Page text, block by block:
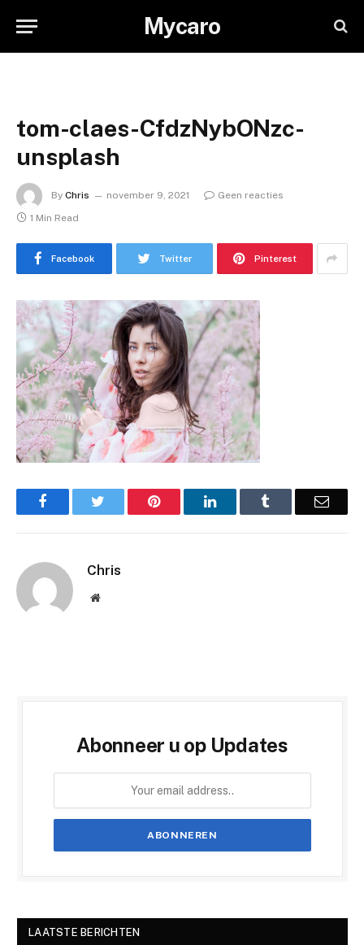
Mycaro
tom-claes-CfdzNybONzc-
unsplash
By Chris november 9, 2021
Geen reacties
1 Min Read
Facebook Twitter Pinterest
Facebook Pinterest LinkedIn Email
Chris
Website
Abonneer u op Updates
LAATSTE BERICHTEN